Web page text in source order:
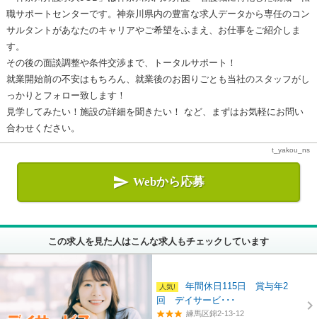
職サポートセンターです。神奈川県内の豊富な求人データから専任のコン
サルタントがあなたのキャリアやご希望をふまえ、お仕事をご紹介しま
す。
その後の面談調整や条件交渉まで、トータルサポート！
就業開始前の不安はもちろん、就業後のお困りごとも当社のスタッフがし
っかりとフォロー致します！
見学してみたい！施設の詳細を聞きたい！ など、まずはお気軽にお問い
合わせください。
t_yakou_ns
 Webから応募
この求人を見た人はこんな求人もチェックしています
年間休日115日 賞与年2
回 デイサービ･･･
練馬区錦2-13-12